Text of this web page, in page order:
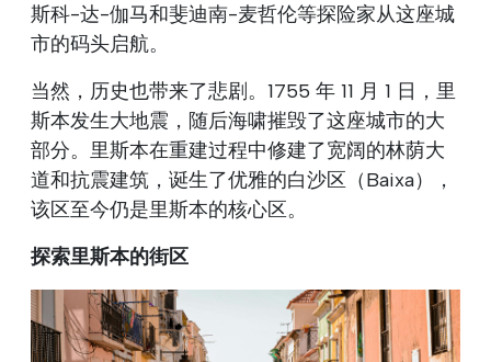
斯科-达-伽马和斐迪南-麦哲伦等探险家从这座城
市的码头启航。
当然，历史也带来了悲剧。1755 年 11 月 1 日，里
斯本发生大地震，随后海啸摧毁了这座城市的大
部分。里斯本在重建过程中修建了宽阔的林荫大
道和抗震建筑，诞生了优雅的白沙区（Baixa），
该区至今仍是里斯本的核心区。
探索里斯本的街区